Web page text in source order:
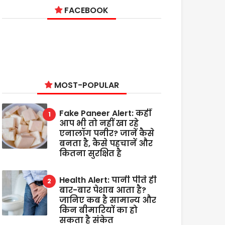
FACEBOOK
MOST-POPULAR
Fake Paneer Alert: कहीं
आप भी तो नहीं खा रहे
एनालॉग पनीर? जानें कैसे
बनता है, कैसे पहचानें और
कितना सुरक्षित है
Health Alert: पानी पीते ही
बार-बार पेशाब आता है?
जानिए कब है सामान्य और
किन बीमारियों का हो
सकता है संकेत